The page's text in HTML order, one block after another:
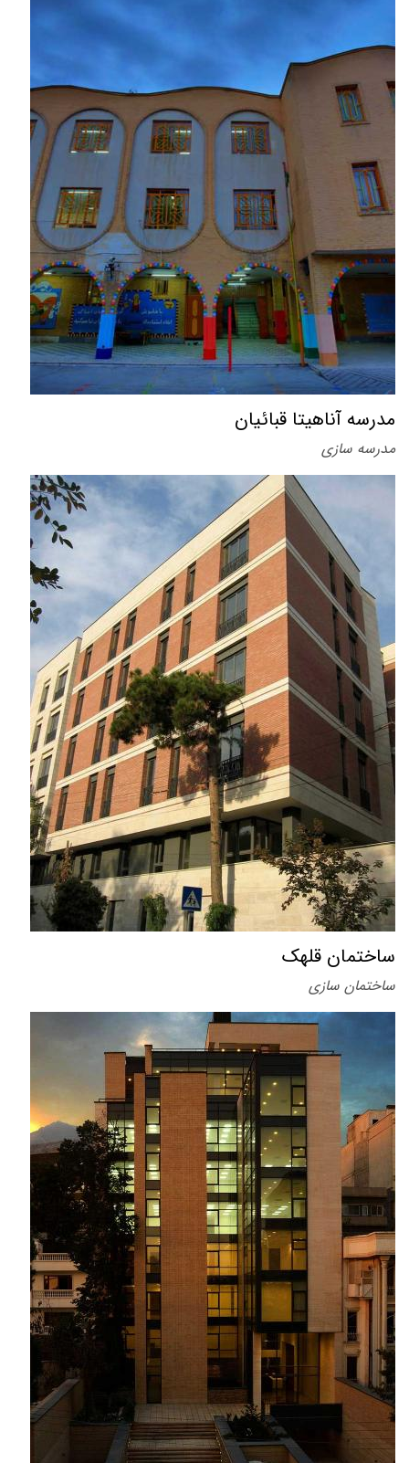
مدرسه آناهیتا قبائیان
مدرسه سازی
ساختمان قلهک
ساختمان سازی